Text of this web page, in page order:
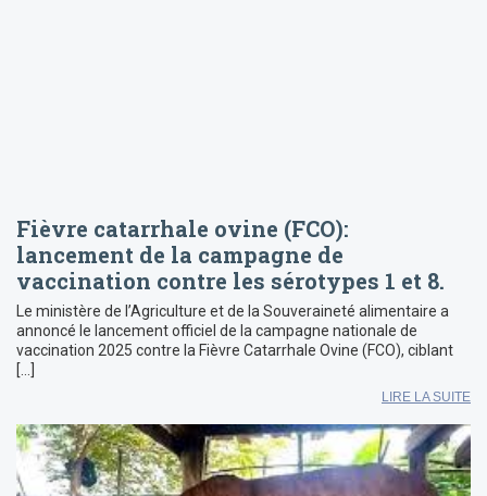
Fièvre catarrhale ovine (FCO):
lancement de la campagne de
vaccination contre les sérotypes 1 et 8.
Le ministère de l’Agriculture et de la Souveraineté alimentaire a
annoncé le lancement officiel de la campagne nationale de
vaccination 2025 contre la Fièvre Catarrhale Ovine (FCO), ciblant
[…]
LIRE LA SUITE